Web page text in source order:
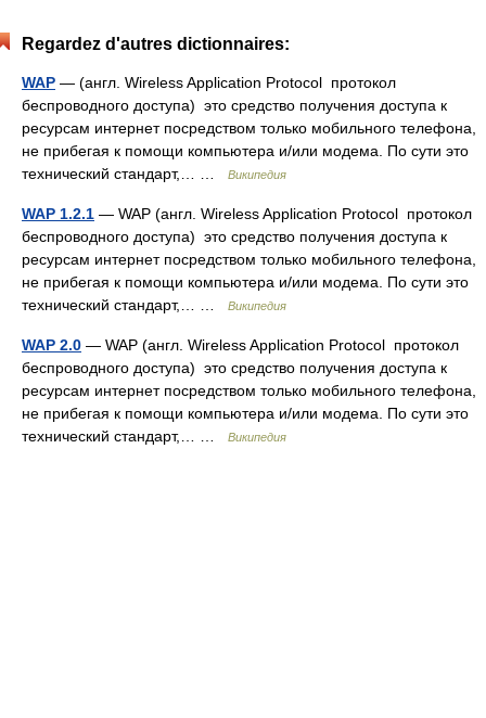
Regardez d'autres dictionnaires:
WAP — (англ. Wireless Application Protocol протокол
беспроводного доступа) это средство получения доступа к
ресурсам интернет посредством только мобильного телефона,
не прибегая к помощи компьютера и/или модема. По сути это
технический стандарт,… …
Википедия
WAP 1.2.1 — WAP (англ. Wireless Application Protocol протокол
беспроводного доступа) это средство получения доступа к
ресурсам интернет посредством только мобильного телефона,
не прибегая к помощи компьютера и/или модема. По сути это
технический стандарт,… …
Википедия
WAP 2.0 — WAP (англ. Wireless Application Protocol протокол
беспроводного доступа) это средство получения доступа к
ресурсам интернет посредством только мобильного телефона,
не прибегая к помощи компьютера и/или модема. По сути это
технический стандарт,… …
Википедия